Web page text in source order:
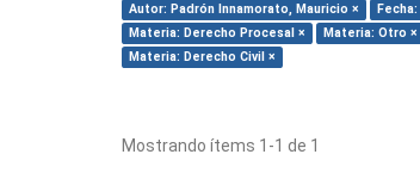
Autor: Padrón Innamorato, Mauricio ×
Fecha:
Materia: Derecho Procesal ×
Materia: Otro ×
Materia: Derecho Civil ×
Mostrando ítems 1-1 de 1